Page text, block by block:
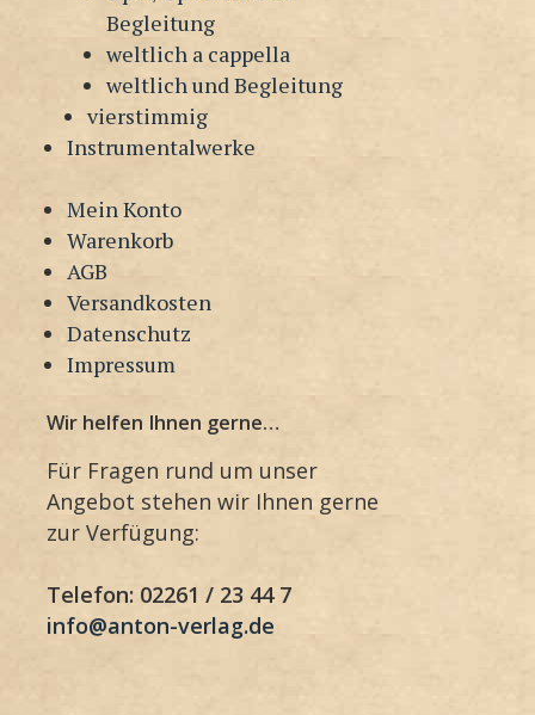
Begleitung
weltlich a cappella
weltlich und Begleitung
vierstimmig
Instrumentalwerke
Mein Konto
Warenkorb
AGB
Versandkosten
Datenschutz
Impressum
Wir helfen Ihnen gerne…
Für Fragen rund um unser
Angebot stehen wir Ihnen gerne
zur Verfügung:
Telefon: 02261 / 23 44 7
info@anton-verlag.de